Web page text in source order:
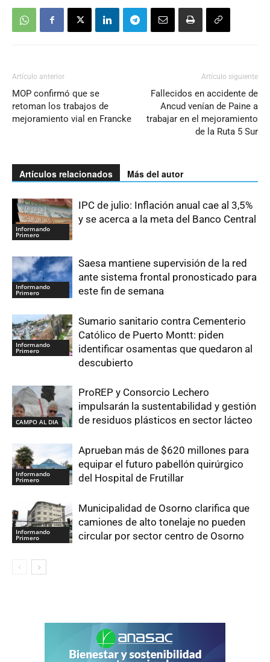
Artículo anterior
MOP confirmó que se
retoman los trabajos de
mejoramiento vial en Francke
Artículo siguiente
Fallecidos en accidente de
Ancud venían de Paine a
trabajar en el mejoramiento
de la Ruta 5 Sur
Artículos relacionados Más del autor
Informando
Primero
IPC de julio: Inflación anual cae al 3,5%
y se acerca a la meta del Banco Central
Informando
Primero
Saesa mantiene supervisión de la red
ante sistema frontal pronosticado para
este fin de semana
Informando
Primero
Sumario sanitario contra Cementerio
Católico de Puerto Montt: piden
identificar osamentas que quedaron al
descubierto
CAMPO AL DIA
ProREP y Consorcio Lechero
impulsarán la sustentabilidad y gestión
de residuos plásticos en sector lácteo
Informando
Primero
Aprueban más de $620 millones para
equipar el futuro pabellón quirúrgico
del Hospital de Frutillar
Informando
Primero
Municipalidad de Osorno clarifica que
camiones de alto tonelaje no pueden
circular por sector centro de Osorno